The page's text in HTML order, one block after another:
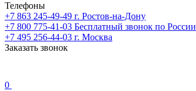
Телефоны
+7 863 245-49-49 г. Ростов-на-Дону
+7 800 775-41-03 Бесплатный звонок по России
+7 495 256-44-03 г. Москва
Заказать звонок
0